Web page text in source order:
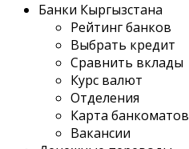
Банки Кыргызстана
Рейтинг банков
Выбрать кредит
Сравнить вклады
Курс валют
Отделения
Карта банкоматов
Вакансии